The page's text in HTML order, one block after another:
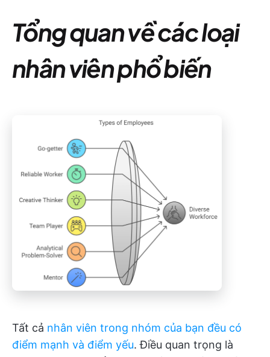
Tổng quan về các loại
nhân viên phổ biến
Tất cả nhân viên trong nhóm của bạn đều có
điểm mạnh và điểm yếu. Điều quan trọng là